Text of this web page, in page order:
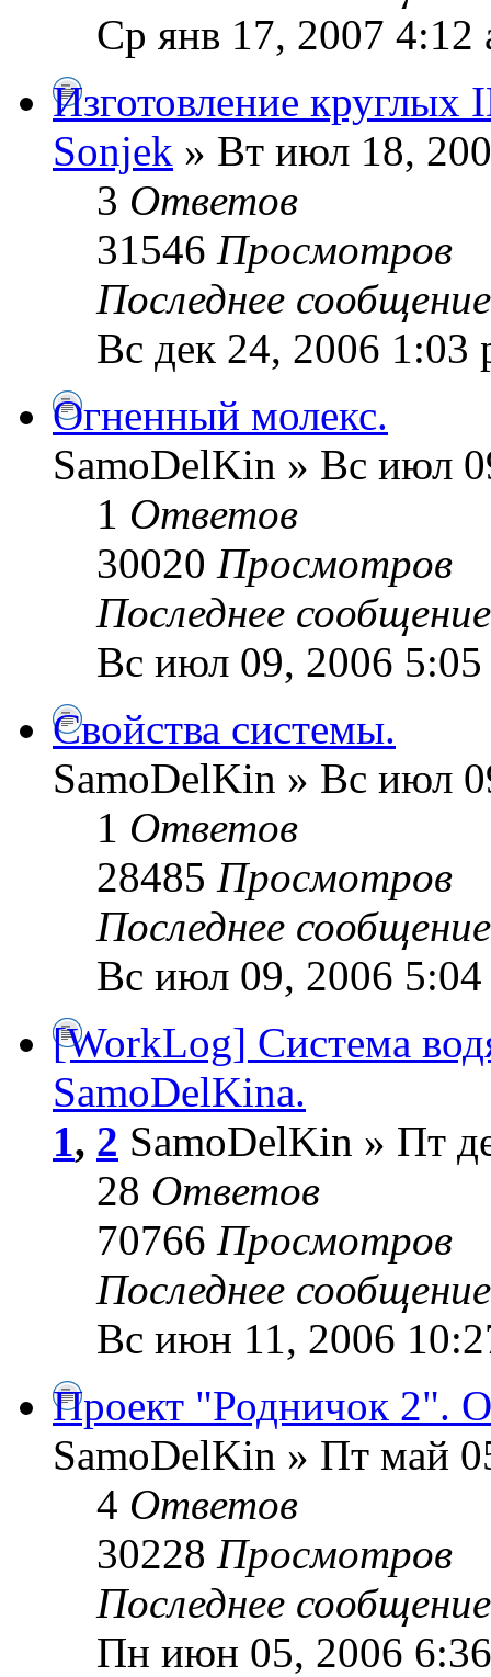
Ср янв 17, 2007 4:12
Изготовление круглых
Sonjek » Вт июл 18,
3 Ответов
31546 Просмотров
Последнее
Вс дек 24, 2006 1:03
Огненный молекс.
SamoDelKin » Вс июл
1 Ответов
30020 Просмотров
Последнее
Вс июл 09, 2006 5:05
Свойства системы.
SamoDelKin » Вс июл
1 Ответов
28485 Просмотров
Последнее
Вс июл 09, 2006 5:04
[WorkLog] Система
SamoDelKina.
1, 2 SamoDelKin » Пт
28 Ответов
70766 Просмотров
Последнее
Вс июн 11, 2006
Проект "Родничок 2".
SamoDelKin » Пт май
4 Ответов
30228 Просмотров
Последнее
Пн июн 05, 2006